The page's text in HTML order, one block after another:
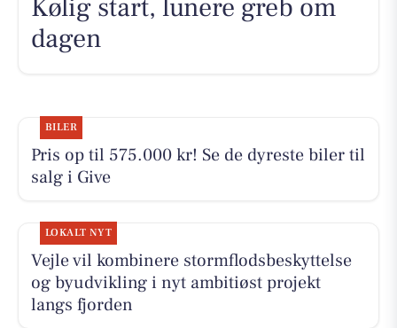
Kølig start, lunere greb om
dagen
BILER
Pris op til 575.000 kr! Se de dyreste biler til
salg i Give
LOKALT NYT
Vejle vil kombinere stormflodsbeskyttelse
og byudvikling i nyt ambitiøst projekt
langs fjorden